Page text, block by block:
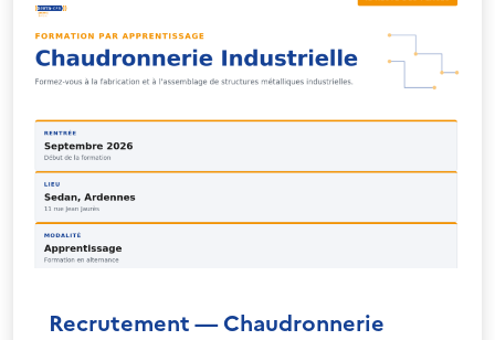
Recrutement — Chaudronnerie